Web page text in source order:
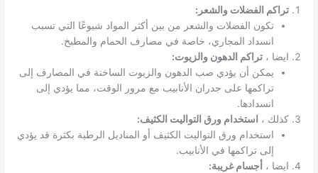
تراكم الفضلات والشعر:
تكون الفضلات والشعر من بين أكثر المواد شيوعًا التي تسبب
انسداد المجاري، خاصة في مصارف الحمام والمطبخ.
ايضا ،تراكم الدهون والزيوت:
يمكن أن يؤدي صب الدهون والزيوت الساخنة في المصارف إلى
تراكمها على جدران الأنابيب مع مرور الوقت، مما يؤدي إلى
انسدادها.
كذلك ،
استخدام ورق التواليت الكثيف:
استخدام ورق التواليت الكثيف أو المناديل الرطبة بكثرة قد يؤدي
إلى تراكمها في الأنابيب.
ايضا ،
أجسام غريبة: